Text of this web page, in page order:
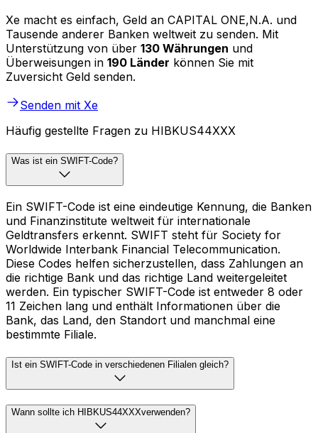
Xe macht es einfach, Geld an CAPITAL ONE,N.A. und
Tausende anderer Banken weltweit zu senden. Mit
Unterstützung von über 130 Währungen und
Überweisungen in 190 Länder können Sie mit
Zuversicht Geld senden.
Senden mit Xe
Häufig gestellte Fragen zu HIBKUS44XXX
Was ist ein SWIFT-Code?
Ein SWIFT-Code ist eine eindeutige Kennung, die Banken
und Finanzinstitute weltweit für internationale
Geldtransfers erkennt. SWIFT steht für Society for
Worldwide Interbank Financial Telecommunication.
Diese Codes helfen sicherzustellen, dass Zahlungen an
die richtige Bank und das richtige Land weitergeleitet
werden. Ein typischer SWIFT-Code ist entweder 8 oder
11 Zeichen lang und enthält Informationen über die
Bank, das Land, den Standort und manchmal eine
bestimmte Filiale.
Ist ein SWIFT-Code in verschiedenen Filialen gleich?
Wann sollte ich HIBKUS44XXXverwenden?